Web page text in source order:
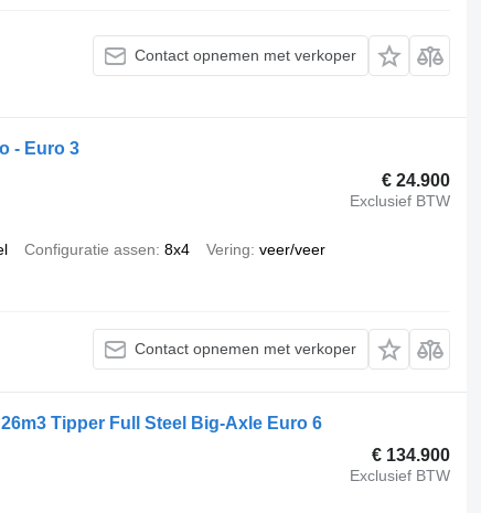
Contact opnemen met verkoper
- Euro 3
€ 24.900
Exclusief BTW
Configuratie assen 8x4 Vering veer/veer
Contact opnemen met verkoper
Tipper Full Steel Big-Axle Euro 6
€ 134.900
Exclusief BTW